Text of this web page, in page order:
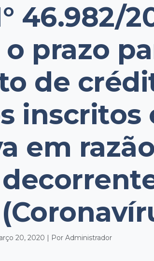
46.982/
prazo
de
inscritos
em
20, 2020 | Por Administrador